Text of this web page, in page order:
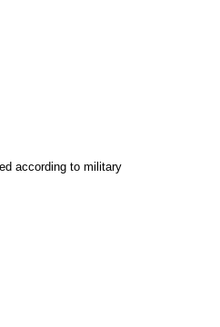
according to military